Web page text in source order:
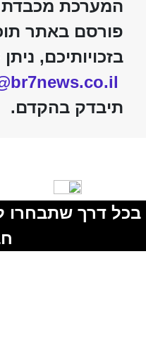
המערכת מכבדת
פורסם באתר
בזכויותיכם,
תיבדק בהקדם.
בכל דרך שתבחרו